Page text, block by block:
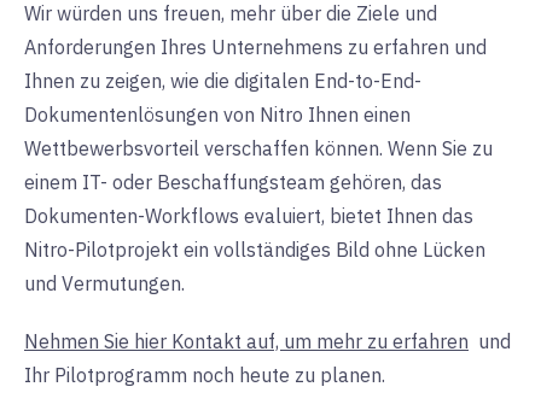
Wir würden uns freuen, mehr über die Ziele und
Anforderungen Ihres Unternehmens zu erfahren und
Ihnen zu zeigen, wie die digitalen End-to-End-
Dokumentenlösungen von Nitro Ihnen einen
Wettbewerbsvorteil verschaffen können. Wenn Sie zu
einem IT- oder Beschaffungsteam gehören, das
Dokumenten-Workflows evaluiert, bietet Ihnen das
Nitro-Pilotprojekt ein vollständiges Bild ohne Lücken
und Vermutungen.
Nehmen Sie hier Kontakt auf, um mehr zu erfahren und
Ihr Pilotprogramm noch heute zu planen.